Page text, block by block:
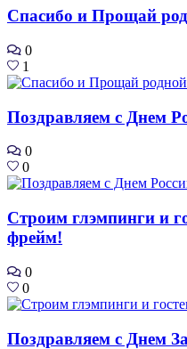
Спасибо и Прощай
0
1
Поздравляем с Днем
0
0
Строим глэмпинги и
фрейм!
0
0
Поздравляем с Днем